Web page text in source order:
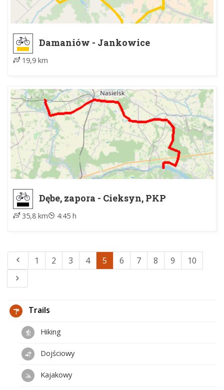
Damaniów - Jankowice
19,9 km
Dębe, zapora - Cieksyn, PKP
35,8 km 4:45 h
1 2 3 4 5 6 7 8 9 10
Trails
Hiking
Dojściowy
Kajakowy